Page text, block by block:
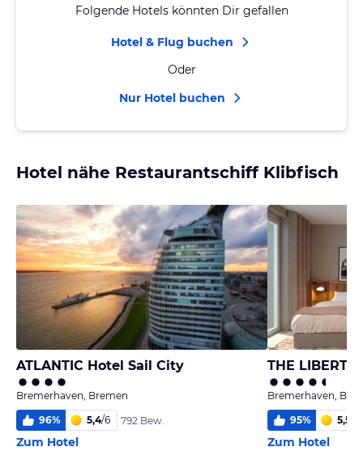
Folgende Hotels könnten Dir gefallen
Hotel & Flug buchen
Oder
Nur Hotel buchen
Hotel nähe Restaurantschiff Klibfisch
ATLANTIC Hotel Sail City
Bremerhaven, Bremen
96% 5,4/6 792 Bew.
Zum Hotel
Bremerhaven,
95% 5,5
Zum Hotel